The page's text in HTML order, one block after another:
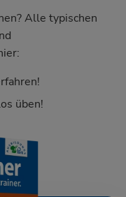
Alle typischen
üben!